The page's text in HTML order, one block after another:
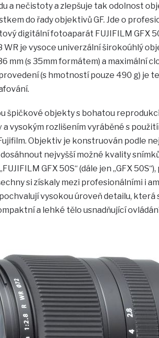
a nečistoty a zlepšuje tak odolnost
do řady objektivů GF. Jde o
digitální fotoaparát FUJIFILM GFX
WR je vysoce univerzální širokoúhlý
mm (s 35mm formátem) a maximální
(s hmotností pouze 490 g) je
špičkové objekty s bohatou
vysokým rozlišením vyráběné s
Objektiv je konstruován podle
nejvyšší možné kvality
GFX 50S“ (dále jen „GFX
si získaly mezi profesionálními i
vysokou úroveň detailu, která
a lehké tělo usnadňující